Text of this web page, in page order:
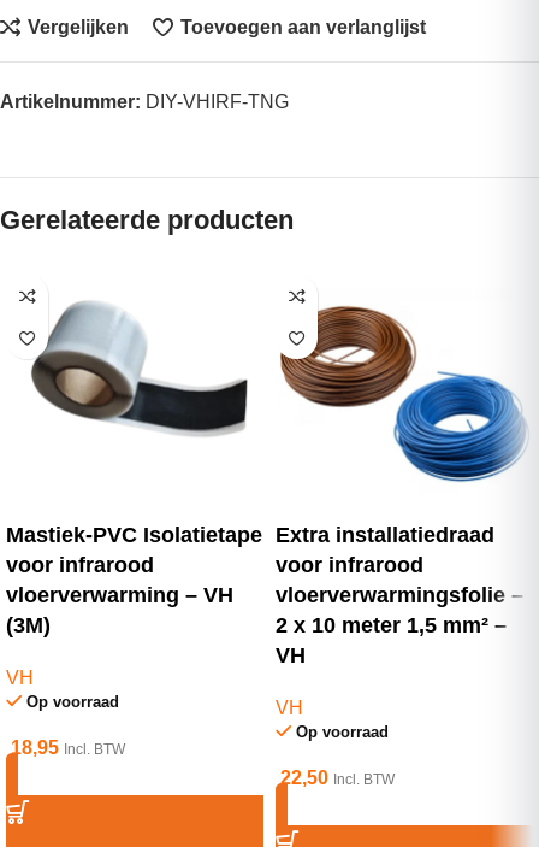
Vergelijken Toevoegen aan verlanglijst
Artikelnummer: DIY-VHIRF-TNG
Gerelateerde producten
Mastiek-PVC Isolatietape
voor infrarood
vloerverwarming – VH
(3M)
VH
Op voorraad
18,95 Incl. BTW
Extra installatiedraad
voor infrarood
vloerverwarmingsfolie –
2 x 10 meter 1,5 mm² –
VH
VH
Op voorraad
22,50 Incl. BTW